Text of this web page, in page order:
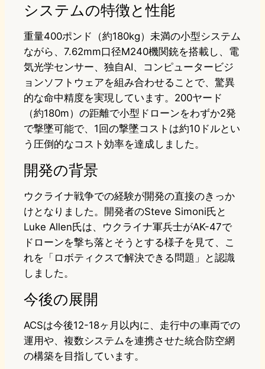
システムの特徴と性能
重量400ポンド（約180kg）未満の小型システム
ながら、7.62mm口径M240機関銃を搭載し、電
気光学センサー、独自AI、コンピュータービジ
ョンソフトウェアを組み合わせることで、驚異
的な命中精度を実現しています。200ヤード
（約180m）の距離で小型ドローンをわずか2発
で撃墜可能で、1回の撃墜コストは約10ドルとい
う圧倒的なコスト効率を達成しました。
開発の背景
ウクライナ戦争での経験が開発の直接のきっか
けとなりました。開発者のSteve Simoni氏と
Luke Allen氏は、ウクライナ軍兵士がAK-47で
ドローンを撃ち落とそうとする様子を見て、こ
れを「ロボティクスで解決できる問題」と認識
しました。
今後の展開
ACSは今後12-18ヶ月以内に、走行中の車両での
運用や、複数システムを連携させた統合防空網
の構築を目指しています。